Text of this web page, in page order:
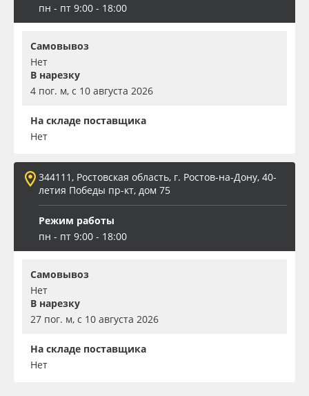
пн - пт 9:00 - 18:00
Самовывоз
Нет
В нарезку
4 пог. м, с 10 августа 2026
На складе поставщика
Нет
344111, Ростовская область, г. Ростов-на-Дону, 40-
летия Победы пр-кт, дом 75
Режим работы
пн - пт 9:00 - 18:00
Самовывоз
Нет
В нарезку
27 пог. м, с 10 августа 2026
На складе поставщика
Нет